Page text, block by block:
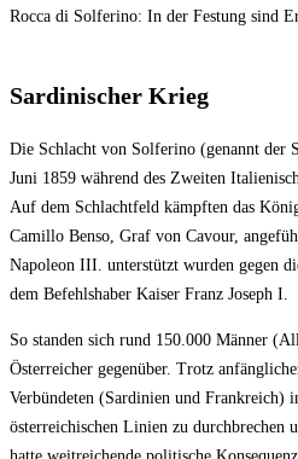
Rocca di Solferino: In der Festung sind
Sardinischer Krieg
Die Schlacht von Solferino (genannt der
Juni 1859 während des Zweiten
Auf dem Schlachtfeld kämpften das
Camillo Benso, Graf von Cavour,
Napoleon III. unterstützt wurden gegen
dem Befehlshaber Kaiser Franz Joseph I.
So standen sich rund 150.000 Männer
Österreicher gegenüber. Trotz
Verbündeten (Sardinien und Frankreich)
österreichischen Linien zu durchbrechen